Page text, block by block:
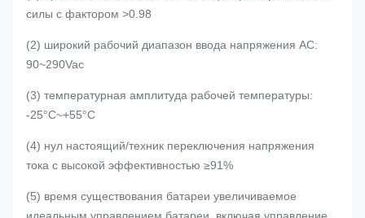
силы с фактором >0.98
(2) широкий рабочий диапазон ввода напряжения AC:
90~290Vac
(3) температурная амплитуда рабочей температуры:
-25°C~+55°C
(4) нул настоящий/техник переключения напряжения
тока с высокой эффективностью ≥91%
(5) время существования батареи увеличиваемое